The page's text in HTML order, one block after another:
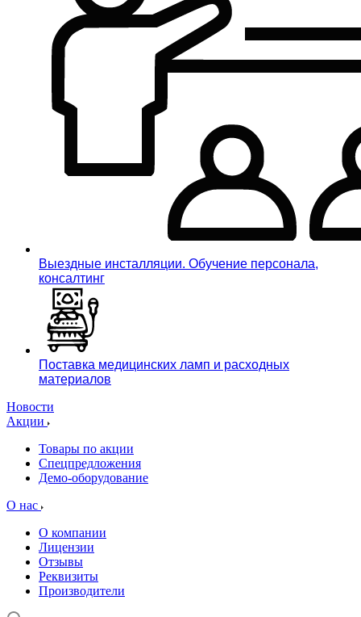
Выездные инсталляции. Обучение персонала,
консалтинг
Поставка медицинских ламп и расходных
материалов
Новости
Акции
Товары по акции
Спецпредложения
Демо-оборудование
О нас
О компании
Лицензии
Отзывы
Реквизиты
Производители